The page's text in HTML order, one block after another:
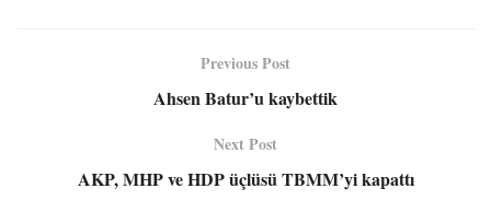
Previous Post
Ahsen Batur’u kaybettik
Next Post
AKP, MHP ve HDP üçlüsü TBMM’yi kapattı